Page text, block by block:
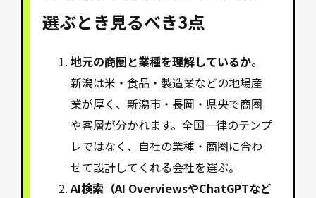
選ぶとき見るべき3点
地元の商圏と業種を理解しているか。
新潟は米・食品・製造業などの地場産
業が厚く、新潟市・長岡・県央で商圏
や客層が分かれます。全国一律のテンプ
レではなく、自社の業種・商圏に合わ
せて設計してくれる会社を選ぶ。
AI検索（AI OverviewsやChatGPTなど